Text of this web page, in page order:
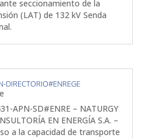
seccionamiento de la
(LAT) de 132 kV Senda
DIRECTORIO#ENREGE
APN-SD#ENRE – NATURGY
EN ENERGÍA S.A. –
a la capacidad de transporte